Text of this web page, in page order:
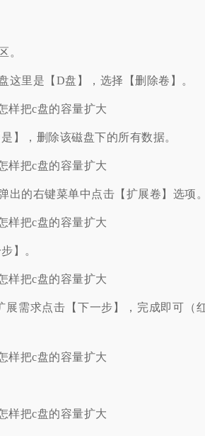
。
里是【D盘】，选择【删除卷】。
，删除该磁盘下的所有数据。
的右键菜单中点击【扩展卷】选项
】。
需求点击【下一步】，完成即可（